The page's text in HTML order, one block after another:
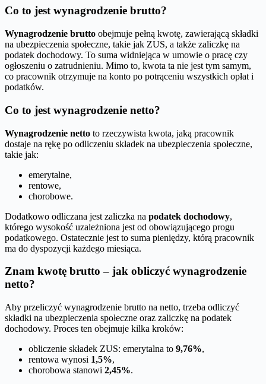
Co to jest wynagrodzenie brutto?
Wynagrodzenie brutto obejmuje pełną kwotę, zawierającą składki
na ubezpieczenia społeczne, takie jak ZUS, a także zaliczkę na
podatek dochodowy. To suma widniejąca w umowie o pracę czy
ogłoszeniu o zatrudnieniu. Mimo to, kwota ta nie jest tym samym,
co pracownik otrzymuje na konto po potrąceniu wszystkich opłat i
podatków.
Co to jest wynagrodzenie netto?
Wynagrodzenie netto to rzeczywista kwota, jaką pracownik
dostaje na rękę po odliczeniu składek na ubezpieczenia społeczne,
takie jak:
emerytalne,
rentowe,
chorobowe.
Dodatkowo odliczana jest zaliczka na podatek dochodowy,
którego wysokość uzależniona jest od obowiązującego progu
podatkowego. Ostatecznie jest to suma pieniędzy, którą pracownik
ma do dyspozycji każdego miesiąca.
Znam kwotę brutto – jak obliczyć wynagrodzenie
netto?
Aby przeliczyć wynagrodzenie brutto na netto, trzeba odliczyć
składki na ubezpieczenia społeczne oraz zaliczkę na podatek
dochodowy. Proces ten obejmuje kilka kroków:
obliczenie składek ZUS: emerytalna to 9,76%,
rentowa wynosi 1,5%,
chorobowa stanowi 2,45%.